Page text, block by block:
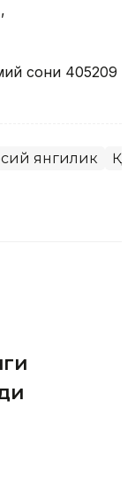
сони 405209
янгилик ҚР